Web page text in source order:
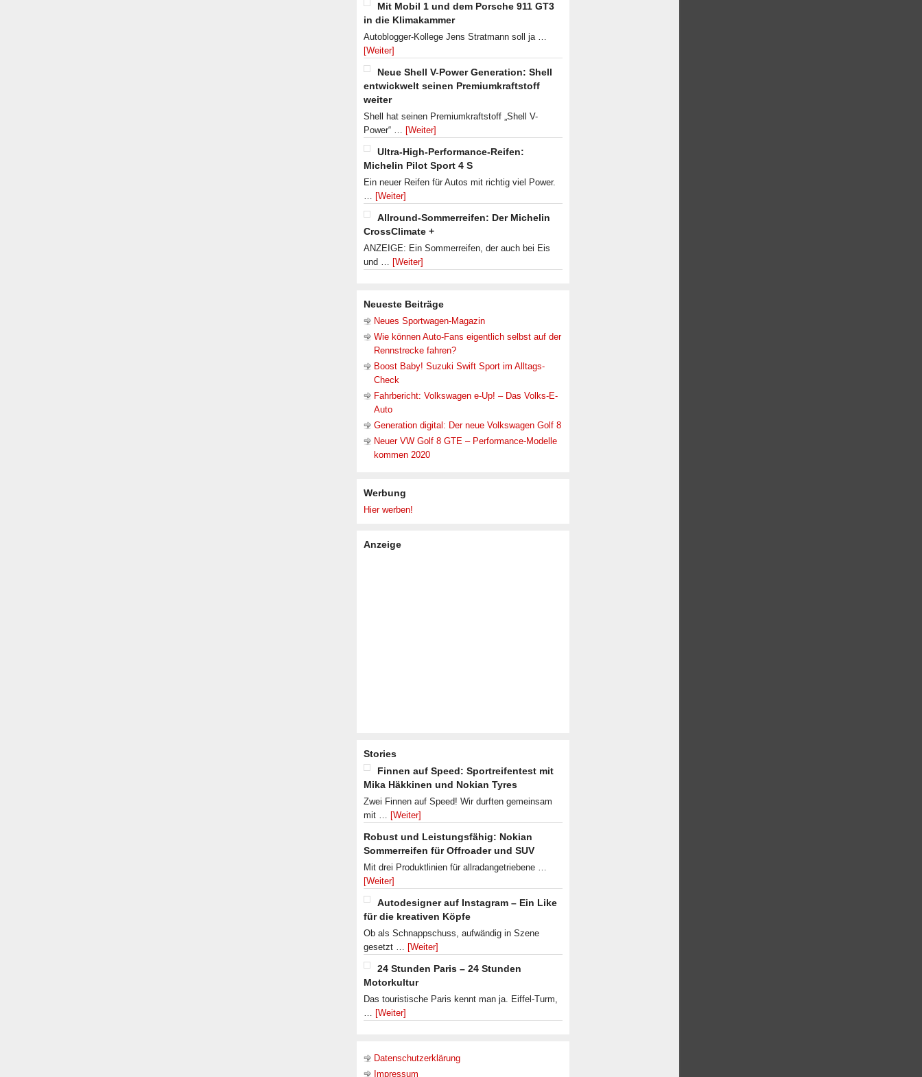
Mit Mobil 1 und dem Porsche 911 GT3
in die Klimakammer
Autoblogger-Kollege Jens Stratmann soll ja …
[Weiter]
Neue Shell V-Power Generation: Shell
entwickwelt seinen Premiumkraftstoff
weiter
Shell hat seinen Premiumkraftstoff „Shell V-
Power“ … [Weiter]
Ultra-High-Performance-Reifen:
Michelin Pilot Sport 4 S
Ein neuer Reifen für Autos mit richtig viel Power.
… [Weiter]
Allround-Sommerreifen: Der Michelin
CrossClimate +
ANZEIGE: Ein Sommerreifen, der auch bei Eis
und … [Weiter]
Neueste Beiträge
Neues Sportwagen-Magazin
Wie können Auto-Fans eigentlich selbst auf der
Rennstrecke fahren?
Boost Baby! Suzuki Swift Sport im Alltags-
Check
Fahrbericht: Volkswagen e-Up! – Das Volks-E-
Auto
Generation digital: Der neue Volkswagen Golf 8
Neuer VW Golf 8 GTE – Performance-Modelle
kommen 2020
Werbung
Hier werben!
Anzeige
Stories
Finnen auf Speed: Sportreifentest mit
Mika Häkkinen und Nokian Tyres
Zwei Finnen auf Speed! Wir durften gemeinsam
mit … [Weiter]
Robust und Leistungsfähig: Nokian
Sommerreifen für Offroader und SUV
Mit drei Produktlinien für allradangetriebene …
[Weiter]
Autodesigner auf Instagram – Ein Like
für die kreativen Köpfe
Ob als Schnappschuss, aufwändig in Szene
gesetzt … [Weiter]
24 Stunden Paris – 24 Stunden
Motorkultur
Das touristische Paris kennt man ja. Eiffel-Turm,
… [Weiter]
Datenschutzerklärung
Impressum